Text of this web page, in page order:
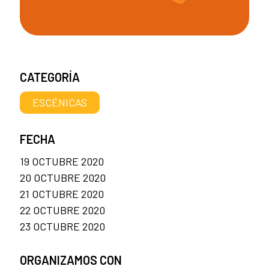
CATEGORÍA
ESCÉNICAS
FECHA
19 OCTUBRE 2020
20 OCTUBRE 2020
21 OCTUBRE 2020
22 OCTUBRE 2020
23 OCTUBRE 2020
ORGANIZAMOS CON